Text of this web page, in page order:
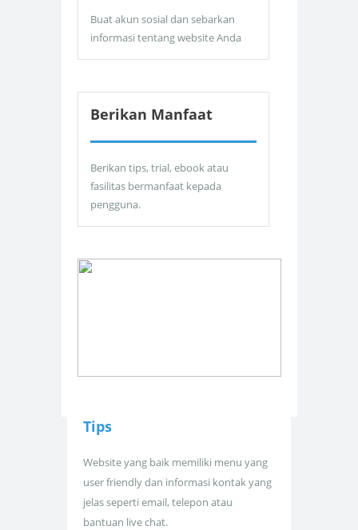
Buat akun sosial dan sebarkan
informasi tentang website Anda
Berikan Manfaat
Berikan tips, trial, ebook atau
fasilitas bermanfaat kepada
pengguna.
Tips
Website yang baik memiliki menu yang
user friendly dan informasi kontak yang
jelas seperti email, telepon atau
bantuan live chat.